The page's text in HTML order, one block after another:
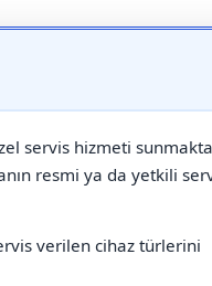
servis hizmeti
resmi ya da yetkili
verilen cihaz türlerini
"Özel Servis"